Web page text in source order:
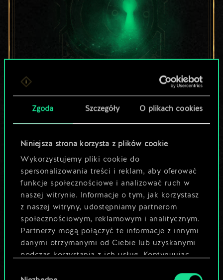
Zgoda Szczegóły O plikach cookies
Niniejsza strona korzysta z plików cookie
Wykorzystujemy pliki cookie do
spersonalizowania treści i reklam, aby oferować
funkcje społecznościowe i analizować ruch w
naszej witrynie. Informacje o tym, jak korzystasz
z naszej witryny, udostępniamy partnerom
społecznościowym, reklamowym i analitycznym.
Partnerzy mogą połączyć te informacje z innymi
danymi otrzymanymi od Ciebie lub uzyskanymi
podczas korzystania z ich usług. Kontynuując
Lubisz grać tą talią?
Pomóż społeczności
odkryć jej
potencjał!
Nazwij talię i opisz swoją strategię
Edytuj talię
LUB